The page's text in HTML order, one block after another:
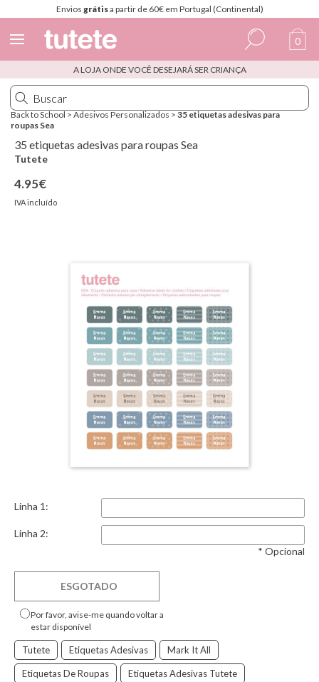
Envios grátisa partir de 60€ em Portugal (Continental)
Espanhol
Italiano
0
A LOJA ONDE VOCÊ DESEJARÁ SER CRIANÇA
Back to School > Adesivos Personalizados > 35 etiquetas adesivas para
roupas Sea
35 etiquetas adesivas para roupas Sea
Tutete
4.95€
IVA incluído
Linha 1:
Linha 2:
* Opcional
Por favor, avise-me quando voltar a
estar disponível
ESGOTADO
Tutete Etiquetas Adesivas Mark It All
Etiquetas De Roupas Etiquetas Adesivas Tutete